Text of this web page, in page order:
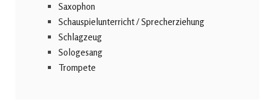
Saxophon
Schauspielunterricht / Sprecherziehung
Schlagzeug
Sologesang
Trompete